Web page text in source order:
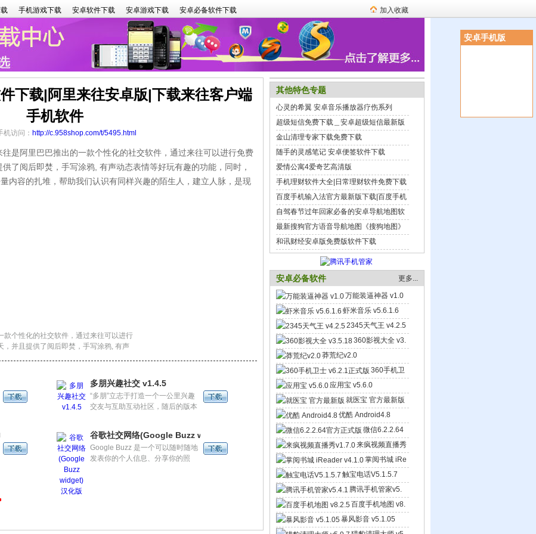
手机游戏下载 安卓软件下载 安卓游戏下载 安卓必备软件下载 加入收藏
下载|阿里来往安卓版|下载来往客户端
手机软件
访问： http://c.958shop.com/t/5495.html
阿里巴巴推出的一款个性化的社交软件，通过来往可以进行免费
了阅后即焚，手写涂鸦, 有声动态表情等好玩有趣的功能，同时，
内容的扎堆，帮助我们认识有同样兴趣的陌生人，建立人脉，是现
款个性化的社交软件，通过来往可以进行
，并且提供了阅后即焚，手写涂鸦, 有声
多朋兴趣社交 v1.4.5
“多朋”立志于打造一个一公里兴趣
交友与互助互动社区，随后的版本
人交流；寻找周围的吃喝玩乐；轻
松交友、快乐交友、无障碍交友、
让你的多彩生活照亮你周边的人。
谷歌社交网络(Google Buzz widget)汉化版
Google Buzz 是一个可以随时随地
发表你的个人信息、分享你的照
其他特色专题
心灵的希翼 安卓音乐播放器疗伤系列
超级短信免费下载＿安卓超级短信最新版
下载
金山清理专家下载免费下载
随手的灵感笔记 安卓便签软件下载
爱情公寓4爱奇艺高清版
手机理财软件大全|日常理财软件免费下载
百度手机输入法官方最新版下载|百度手机
输入法安卓手机版下载
自驾春节过年回家必备的安卓导航地图软
件
最新搜狗官方语音导航地图《搜狗地图》
和讯财经安卓版免费版软件下载
安卓必备软件 更多...
万能装逼神器 v1.0
虾米音乐 v5.6.1.6
2345天气王 v4.2.5
360影视大全 v3.
5.18
莽荒纪v2.0
360手机卫
士 v6.2.1正式版 应用宝 v5.6.0
就医宝 官方最新版
优酷 Android4.8
微信6.2.2.64
官方正式版
来疯视频直播秀
v1.7.0
掌阅书城 iRe
ader v4.1.0
触宝电话V5.1.5.7
腾讯手机管家v5.
4.1
百度手机地图 v8.
2.5
暴风影音 v5.1.05
安卓手机版